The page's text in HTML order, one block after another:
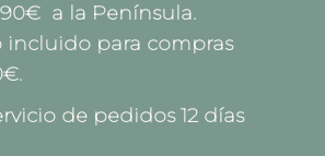
3.90€ a la Península.
para compras
de pedidos 12 días